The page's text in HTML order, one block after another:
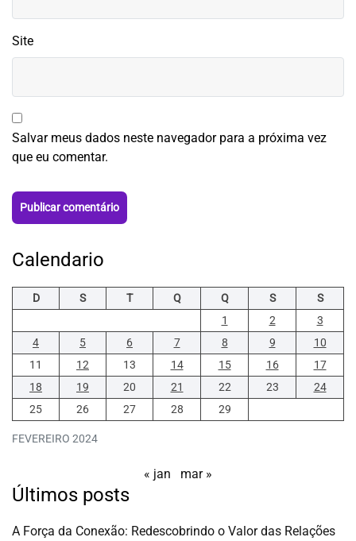
Site
Salvar meus dados neste navegador para a próxima vez
que eu comentar.
Calendario
FEVEREIRO 2024
D S T Q Q S
S
1
2
3
4
5 6 7 8 9
10
11
12 13 14 15 16
17
18
19 20 21 22 23
24
25
26 27 28 29
« jan mar »
Últimos posts
A Força da Conexão: Redescobrindo o Valor das Relações